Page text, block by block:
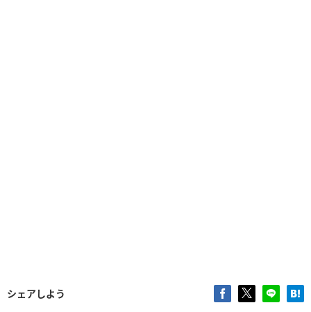
シェアしよう